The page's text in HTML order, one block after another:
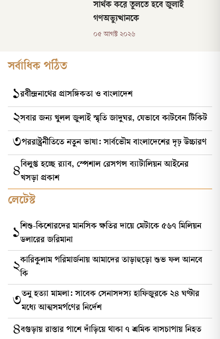
সার্থক করে তুলতে হবে জুলাই
গণঅভ্যুত্থানকে
০৫ আগস্ট ২০২৬
সর্বাধিক পঠিত
১রবীন্দ্রনাথের প্রাসঙ্গিকতা ও বাংলাদেশ
২সবার জন্য খুলল জুলাই স্মৃতি জাদুঘর, যেভাবে কাটবেন টিকিট
৩পররাষ্ট্রনীতিতে নতুন ভাষা: সার্বভৌম বাংলাদেশের দৃঢ় উচ্চারণ
৪বিলুপ্ত হচ্ছে র‍্যাব, স্পেশাল রেসপন্স ব্যাটালিয়ন আইনের
খসড়া প্রকাশ
লেটেস্ট
১শিশু-কিশোরদের মানসিক ক্ষতির দায়ে মেটাকে ৫৬৭ মিলিয়ন
ডলারের জরিমানা
২কারিকুলাম পরিমার্জনায় আমাদের তাড়াহুড়ো শুভ ফল আনবে
কি
৩তনু হত্যা মামলা: সাবেক সেনাসদস্য হাফিজুরকে ২৪ ঘণ্টার
মধ্যে আত্মসমর্পণের নির্দেশ
৪বগুড়ায় রাস্তার পাশে দাঁড়িয়ে থাকা ৭ শ্রমিক বাসচাপায় নিহত